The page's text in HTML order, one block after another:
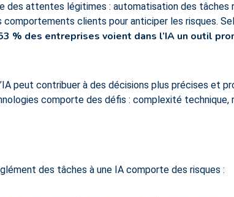
des attentes légitimes : automatisation des tâches
clients pour anticiper les risques.
% des entreprises voient dans l’IA un outil
peut contribuer à des décisions plus précises et
comporte des défis : complexité technique,
des tâches à une IA comporte des risques :